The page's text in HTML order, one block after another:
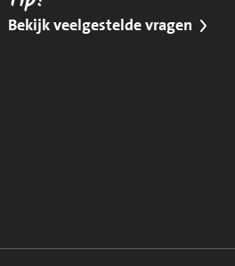
Bekijk veelgestelde vragen